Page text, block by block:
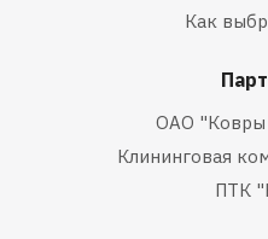
Как
ОАО "Ковры
Клининговая
ПТК